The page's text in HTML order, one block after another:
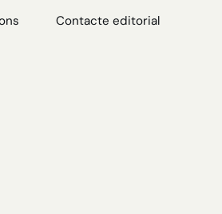
Contacte editorial